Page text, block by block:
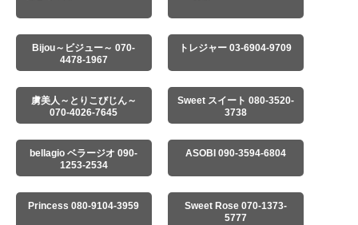
Bijou～ビジュー～ 070-
4478-1967
トレジャー 03-6904-9709
虜美人～とりこびじん～
070-4026-7645
Sweet スイート 080-3520-
3738
bellagio ベラージオ 090-
1253-2534
ASOBI 090-3594-6804
Princess 080-9104-3959
Sweet Rose 070-1373-
5777